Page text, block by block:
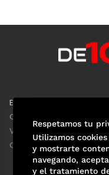
EL UNIVERSAL
Clase
ViveUSA
Confabulario
Respetamos tu
Utilizamos
y mostrarte
navegando,
y el tratamiento